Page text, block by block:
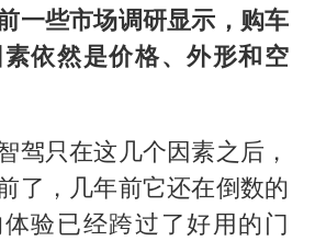
一些市场调研显示，购车
依然是价格、外形和空
驾只在这几个因素之后，
了，几年前它还在倒数的
验已经跨过了好用的门